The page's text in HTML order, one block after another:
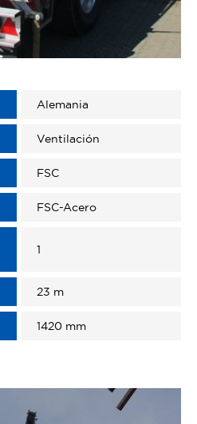
Alemania
Ventilación
FSC
FSC-Acero
1
23 m
1420 mm